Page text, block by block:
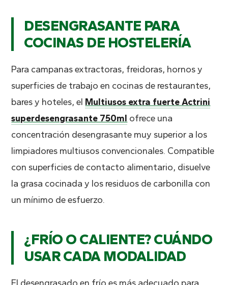
DESENGRASANTE PARA
COCINAS DE HOSTELERÍA
Para campanas extractoras, freidoras, hornos y
superficies de trabajo en cocinas de restaurantes,
bares y hoteles, el Multiusos extra fuerte Actrini
superdesengrasante 750ml ofrece una
concentración desengrasante muy superior a los
limpiadores multiusos convencionales. Compatible
con superficies de contacto alimentario, disuelve
la grasa cocinada y los residuos de carbonilla con
un mínimo de esfuerzo.
¿FRÍO O CALIENTE? CUÁNDO
USAR CADA MODALIDAD